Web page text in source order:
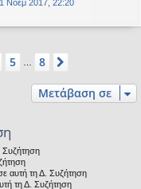
Νοέμ 2017, 22:20
5 … 8
Μετάβαση σε
Συζήτηση
αυτή τη Δ. Συζήτηση
τη Δ. Συζήτηση